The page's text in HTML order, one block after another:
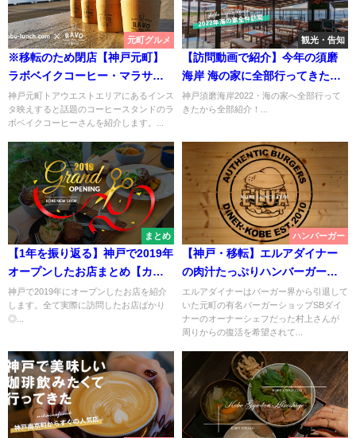
元町グルメ
※移転のため閉店【神戸元町】
ラボベイクコーヒー・マラサダ
がインスタで大人気【三宮】
神戸元町トアウエストエリアにあるインス
タ映えすると話題のコーヒースタンドのラ
ボベイクコーヒーさんを紹介します。...
観光・告知
【訪問動画で紹介】今年の須磨
海岸 海の家に全部行ってきた！
あの人気店にも！
神戸須磨海岸2022・海の家へ全部行って
きたから全部紹介！...
まとめ
【1年を振り返る】神戸で2019年
オープンしたお店まとめ【カフ
ェ・イタリアン】
神戸で2019年にオープンしたお店を紹介
します。全て実際に訪問したお店ばかり
◎...
ハンバーガー
【神戸・移転】エルアダイナー
の肉汁たっぷりハンバーガー愛
【ELUA DINER】
エルアダイナーはバーガー界から引退して
いた元町の有名バーガーショップSBダイ
ナーのオーナーシェフだった村上さんが
周りからの復活を希望されて...